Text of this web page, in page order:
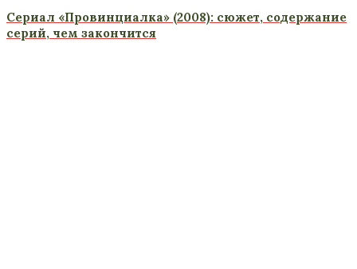
Сериал «Провинциалка» (2008): сюжет, содержание
серий, чем закончится